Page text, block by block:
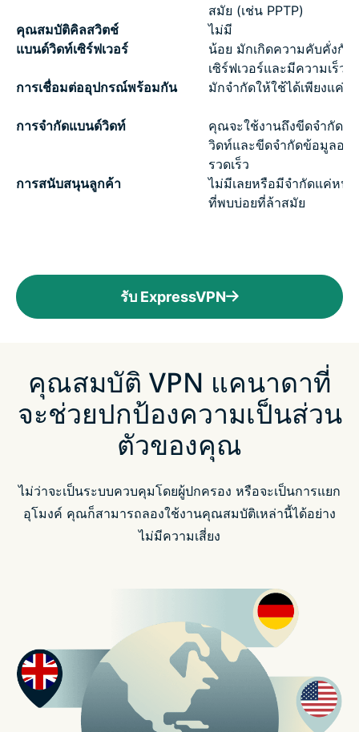
สมัย (เช่น PPTP)
คุณสมบัติคิลสวิตช์
ไม่มี
แบนด์วิดท์เซิร์ฟเวอร์
น้อย มักเกิดความคับคั่งกับ
เซิร์ฟเวอร์และมีความเร็วที่
การเชื่อมต่ออุปกรณ์พร้อมกัน
มักจำกัดให้ใช้ได้เพียงแค่ 1
การจำกัดแบนด์วิดท์
คุณจะใช้งานถึงขีดจำกัดข
วิดท์และขีดจำกัดข้อมูลอย่
รวดเร็ว
การสนับสนุนลูกค้า
ไม่มีเลยหรือมีจำกัดแค่หน้
ที่พบบ่อยที่ล้าสมัย
รับ ExpressVPN
คุณสมบัติ VPN แคนาดาที่
จะช่วยปกป้องความเป็นส่วน
ตัวของคุณ
ไม่ว่าจะเป็นระบบควบคุมโดยผู้ปกครอง หรือจะเป็นการแยก
อุโมงค์ คุณก็สามารถลองใช้งานคุณสมบัติเหล่านี้ได้อย่าง
ไม่มีความเสี่ยง